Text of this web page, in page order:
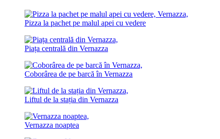
Pizza la pachet pe malul apei cu vedere
Piața centrală din Vernazza
Coborârea de pe barcă în Vernazza
Liftul de la stația din Vernazza
Vernazza noaptea